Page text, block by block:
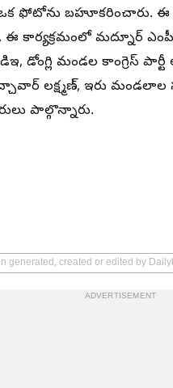
ఫోటోను బహూకరించారు. ఈ
కార్యక్రమంలో మద్నూర్
డోంగ్లి మండల కాంగ్రెస్
లక్ష్మణ్, ఇరు
పాల్గొన్నారు.
generated, created or edited by
ADVERTISEMENT